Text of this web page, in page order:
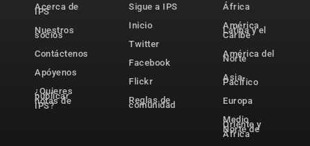
Acerca de
IPS
Nuestros
socios
Contáctenos
Apóyenos
¿Quieres
publicar
notas de
IPS?
Sigue a IPS
Inicio
Twitter
Facebook
Flickr
Reglas de
comunidad
África
América
Latina y el
Caribe
América del
Norte
Asia-
Pacífico
Europa
Medio
Oriente y
Norte de
África